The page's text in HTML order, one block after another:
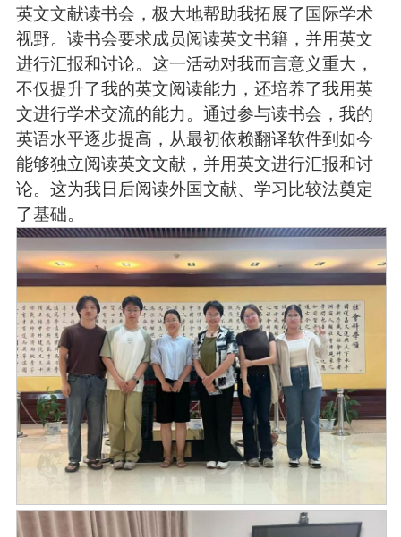
英文文献读书会，极大地帮助我拓展了国际学术
视野。读书会要求成员阅读英文书籍，并用英文
进行汇报和讨论。这一活动对我而言意义重大，
不仅提升了我的英文阅读能力，还培养了我用英
文进行学术交流的能力。通过参与读书会，我的
英语水平逐步提高，从最初依赖翻译软件到如今
能够独立阅读英文文献，并用英文进行汇报和讨
论。这为我日后阅读外国文献、学习比较法奠定
了基础。